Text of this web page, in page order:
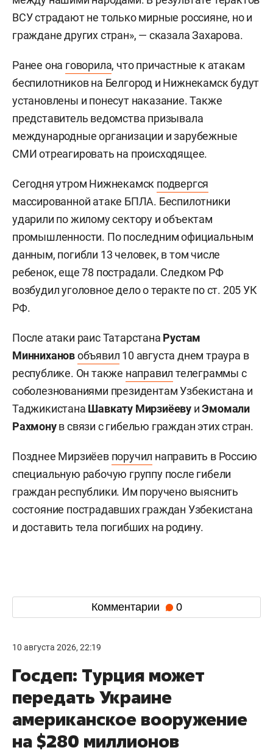
ВСУ страдают не только мирные россияне, но и
граждане других стран», — сказала Захарова.
Ранее она говорила, что причастные к атакам
беспилотников на Белгород и Нижнекамск будут
установлены и понесут наказание. Также
представитель ведомства призывала
международные организации и зарубежные
СМИ отреагировать на происходящее.
Сегодня утром Нижнекамск подвергся
массированной атаке БПЛА. Беспилотники
ударили по жилому сектору и объектам
промышленности. По последним официальным
данным, погибли 13 человек, в том числе
ребенок, еще 78 пострадали. Следком РФ
возбудил уголовное дело о теракте по ст. 205 УК
РФ.
После атаки раис Татарстана Рустам
Миннихановобъявил 10 августа днем траура в
республике. Он также направил телеграммы с
соболезнованиями президентам Узбекистана и
Таджикистана Шавкату Мирзиёеву иЭмомали
Рахмонув связи с гибелью граждан этих стран.
Позднее Мирзиёев поручил направить в Россию
специальную рабочую группу после гибели
граждан республики. Им поручено выяснить
состояние пострадавших граждан Узбекистана
и доставить тела погибших на родину.
Комментарии 0
10 августа 2026, 22:19
Госдеп: Турция может
передать Украине
американское вооружение
на $280 миллионов